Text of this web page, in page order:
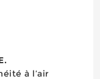
à l’air